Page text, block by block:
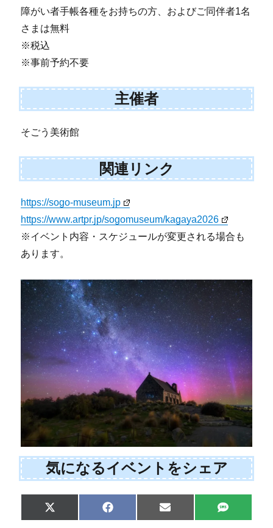
障がい者手帳各種をお持ちの方、およびご同伴者1名
さまは無料
※税込
※事前予約不要
主催者
そごう美術館
関連リンク
https://sogo-museum.jp
https://www.artpr.jp/sogomuseum/kagaya2026
※イベント内容・スケジュールが変更される場合も
あります。
気になるイベントをシェア
Share
on
X
(
Share
on
F
a
Share
on
E
m
Share
on
S
M